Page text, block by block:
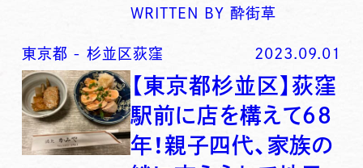
WRITTEN BY 酔街草
東京都 - 杉並区荻窪 2023.09.01
【東京都杉並区】荻窪
駅前に店を構えて６８
年！親子四代、家族の